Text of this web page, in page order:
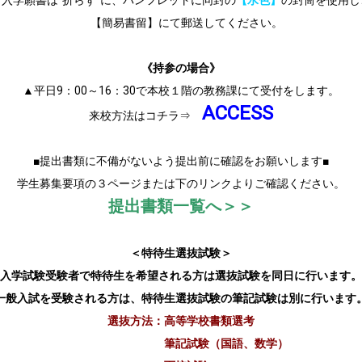
【簡易書留】 にて郵送してください。
《持参の場合》
▲平日9：00～16：30で本校１階の教務課にて受付をします。
来校方法はコチラ⇒ ACCESS
■提出書類に不備がないよう提出前に確認をお願いします■
学生募集要項の３ページまたは下のリンクよりご確認ください。
提出書類一覧へ＞＞
＜特待生選抜試験＞
入学試験受験者で特待生を希望される方は選抜試験を同日に行います。
般入試を受験される方は、特待生選抜試験の筆記試験は別に行います
選抜方法：高等学校書類選考
筆記試験（国語、数学）